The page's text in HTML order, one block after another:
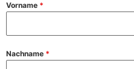
Vorname *
Nachname *